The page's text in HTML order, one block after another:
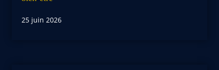
25 juin 2026